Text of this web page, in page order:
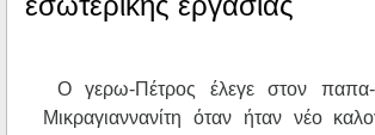
Ο γερω-Πέτρος έλεγε στον παπα-
Μικραγιαννανίτη όταν ήταν νέο